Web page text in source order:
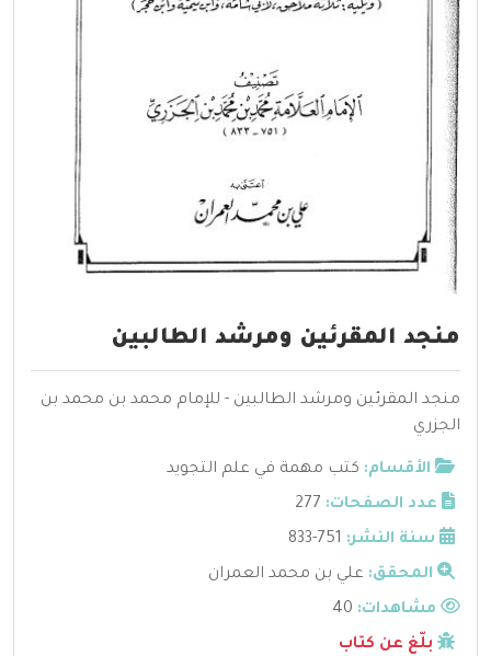
منجد المقرئين ومرشد الطالبين
منجد المقرئين ومرشد الطالبين - للإمام محمد بن محمد بن
الجزري
الأقسام: كتب مهمة في علم التجويد
عدد الصفحات: 277
سنة النشر: 751-833
المحقق: علي بن محمد العمران
مشاهدات:
بلّغ عن كتاب